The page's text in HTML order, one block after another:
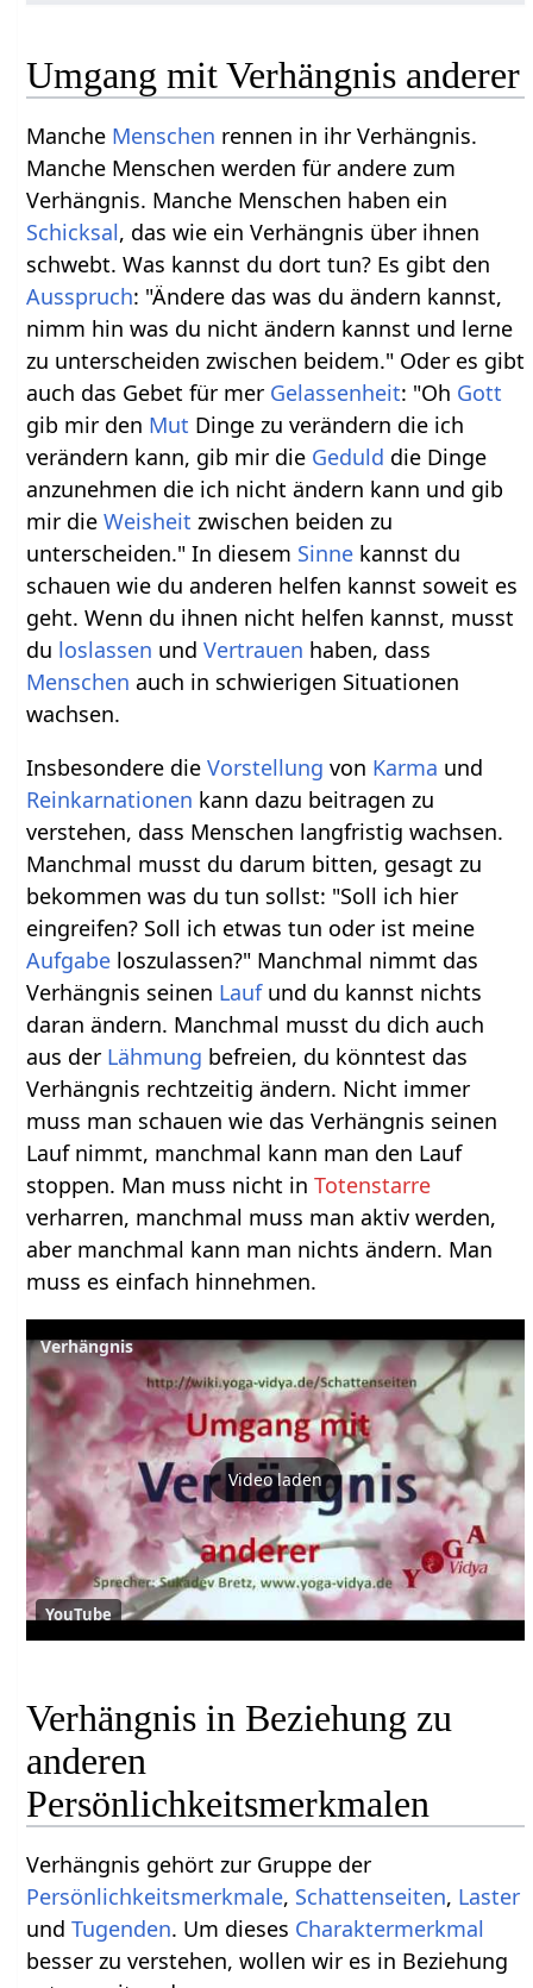
Umgang mit Verhängnis anderer
Manche Menschen rennen in ihr Verhängnis.
Manche Menschen werden für andere zum
Verhängnis. Manche Menschen haben ein
Schicksal, das wie ein Verhängnis über ihnen
schwebt. Was kannst du dort tun? Es gibt den
Ausspruch: "Ändere das was du ändern kannst,
nimm hin was du nicht ändern kannst und lerne
zu unterscheiden zwischen beidem." Oder es gibt
auch das Gebet für mer Gelassenheit: "Oh Gott
gib mir den Mut Dinge zu verändern die ich
verändern kann, gib mir die Geduld die Dinge
anzunehmen die ich nicht ändern kann und gib
mir dieWeisheit zwischen beiden zu
unterscheiden." In diesem Sinne kannst du
schauen wie du anderen helfen kannst soweit es
geht. Wenn du ihnen nicht helfen kannst, musst
du loslassen undVertrauen haben, dass
Menschen auch in schwierigen Situationen
wachsen.
Insbesondere dieVorstellung von Karma und
Reinkarnationen kann dazu beitragen zu
verstehen, dass Menschen langfristig wachsen.
Manchmal musst du darum bitten, gesagt zu
bekommen was du tun sollst: "Soll ich hier
eingreifen? Soll ich etwas tun oder ist meine
Aufgabe loszulassen?" Manchmal nimmt das
Verhängnis seinen Laufund du kannst nichts
daran ändern. Manchmal musst du dich auch
aus der Lähmung befreien, du könntest das
Verhängnis rechtzeitig ändern. Nicht immer
muss man schauen wie das Verhängnis seinen
Lauf nimmt, manchmal kann man den Lauf
stoppen. Man muss nicht inTotenstarre
verharren, manchmal muss man aktiv werden,
aber manchmal kann man nichts ändern. Man
muss es einfach hinnehmen.
Verhängnis
Video laden
YouTube
Verhängnis in Beziehung zu
anderen
Persönlichkeitsmerkmalen
Verhängnis gehört zur Gruppe der
Persönlichkeitsmerkmale, Schattenseiten, Laster
undTugenden. Um dieses Charaktermerkmal
besser zu verstehen, wollen wir es in Beziehung